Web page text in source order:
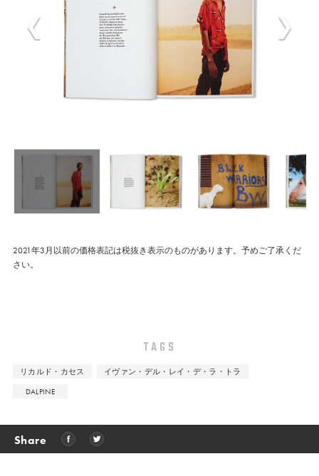
2021年3月以前の価格表記は税抜き表示のものがあります。予めご了承くだ
さい。
TAGS
リカルド・カセス
イヴァン・デル・レイ・デ・ラ・トラ
DALPINE
Share